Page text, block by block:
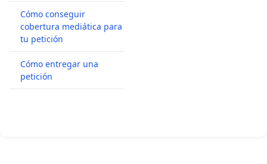
Cómo conseguir
cobertura mediática para
tu petición
Cómo entregar una
petición